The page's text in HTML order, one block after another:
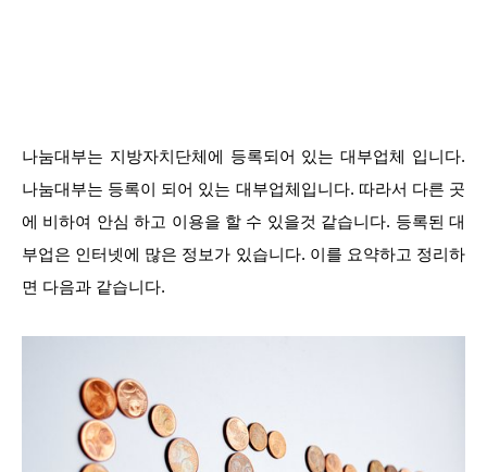
나눔대부는 지방자치단체에 등록되어 있는 대부업체 입니다.
나눔대부는 등록이 되어 있는 대부업체입니다. 따라서 다른 곳
에 비하여 안심 하고 이용을 할 수 있을것 같습니다. 등록된 대
부업은 인터넷에 많은 정보가 있습니다. 이를 요약하고 정리하
면 다음과 같습니다.